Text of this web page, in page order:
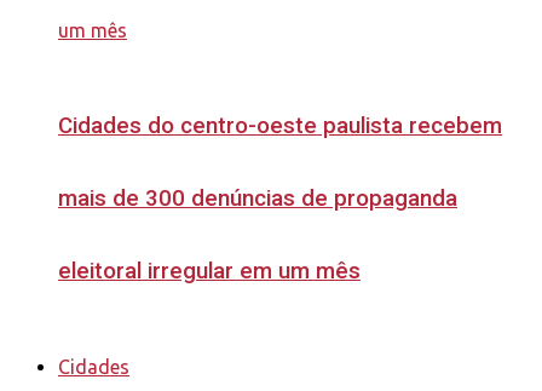
Cidades do centro-oeste paulista recebem
mais de 300 denúncias de propaganda
eleitoral irregular em um mês
Cidades